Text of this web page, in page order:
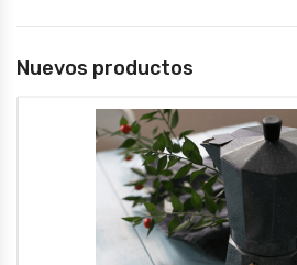
Nuevos productos